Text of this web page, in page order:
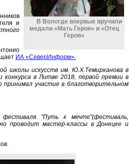
В Вологде впервые вручили
медали «Мать Героя» и «Отец
Героя»
и
ИА «СеверИнформ».
школы искусств им. Ю.Х.Темирканова в
в Литве 2018, первой премии в
принимал участие в благотворительном
"Путь к мечте"(фестиваль,
проводит мастер-классы в Донецке и